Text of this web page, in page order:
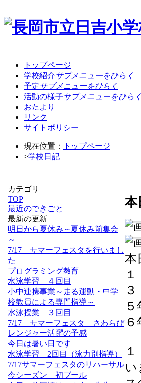
トップページ
学校紹介サブメニューをひらく
予定サブメニューをひらく
活動の様子サブメニューをひらく
おたより
リンク
サイトポリシー
現在位置：
トップページ
>学校日記